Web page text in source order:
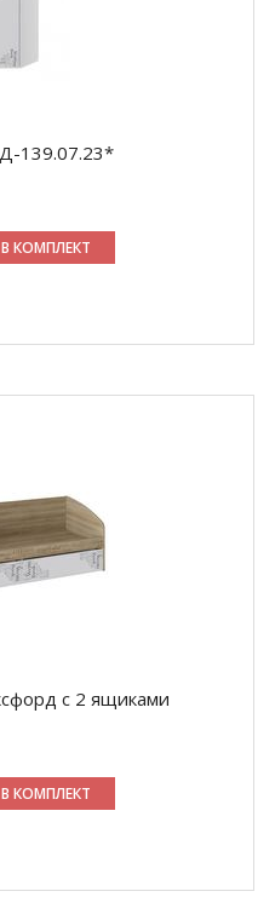
139.07.23*
КОМПЛЕКТ
с 2 ящиками
КОМПЛЕКТ